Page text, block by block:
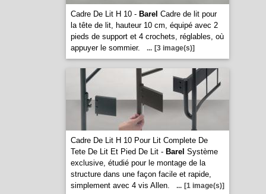
Cadre De Lit H 10 - Barel Cadre de lit pour
la tête de lit, hauteur 10 cm, équipé avec 2
pieds de support et 4 crochets, réglables, où
appuyer le sommier.
... [3 image(s)]
Cadre De Lit H 10 Pour Lit Complete De
Tete De Lit Et Pied De Lit - Barel Système
exclusive, étudié pour le montage de la
structure dans une façon facile et rapide,
simplement avec 4 vis Allen.
... [1 image(s)]